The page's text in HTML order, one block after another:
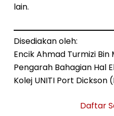
lain.
Disediakan oleh:
Encik Ahmad Turmizi Bin
Pengarah Bahagian Hal
Kolej UNITI Port Dickson
Daftar